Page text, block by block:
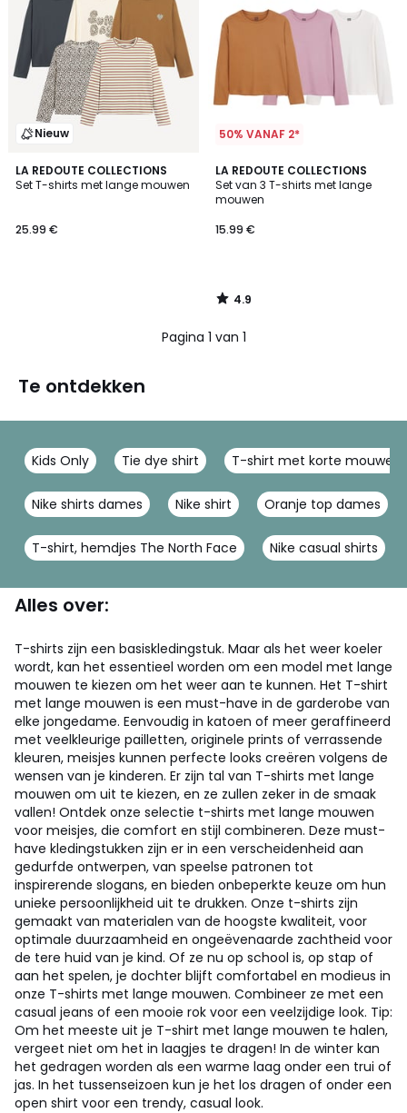
Nieuw
LA REDOUTE COLLECTIONS
Set T-shirts met lange mouwen
25.99 €
50% VANAF 2*
LA REDOUTE COLLECTIONS
Set van 3 T-shirts met lange
mouwen
15.99 €
4.9
/ 5
4.9
/
Pagina 1 van 1
Te ontdekken
Kids Only Tie dye shirt T-shirt met korte mouwen
Nike shirts dames Nike shirt Oranje top dames
T-shirt, hemdjes The North Face Nike casual shirts
Alles over:
T-shirts zijn een basiskledingstuk. Maar als het weer koeler
wordt, kan het essentieel worden om een model met lange
mouwen te kiezen om het weer aan te kunnen. Het T-shirt
met lange mouwen is een must-have in de garderobe van
elke jongedame. Eenvoudig in katoen of meer geraffineerd
met veelkleurige pailletten, originele prints of verrassende
kleuren, meisjes kunnen perfecte looks creëren volgens de
wensen van je kinderen. Er zijn tal van T-shirts met lange
mouwen om uit te kiezen, en ze zullen zeker in de smaak
vallen! Ontdek onze selectie t-shirts met lange mouwen
voor meisjes, die comfort en stijl combineren. Deze must-
have kledingstukken zijn er in een verscheidenheid aan
gedurfde ontwerpen, van speelse patronen tot
inspirerende slogans, en bieden onbeperkte keuze om hun
unieke persoonlijkheid uit te drukken. Onze t-shirts zijn
gemaakt van materialen van de hoogste kwaliteit, voor
optimale duurzaamheid en ongeëvenaarde zachtheid voor
de tere huid van je kind. Of ze nu op school is, op stap of
aan het spelen, je dochter blijft comfortabel en modieus in
onze T-shirts met lange mouwen. Combineer ze met een
casual jeans of een mooie rok voor een veelzijdige look. Tip:
Om het meeste uit je T-shirt met lange mouwen te halen,
vergeet niet om het in laagjes te dragen! In de winter kan
het gedragen worden als een warme laag onder een trui of
jas. In het tussenseizoen kun je het los dragen of onder een
open shirt voor een trendy, casual look.